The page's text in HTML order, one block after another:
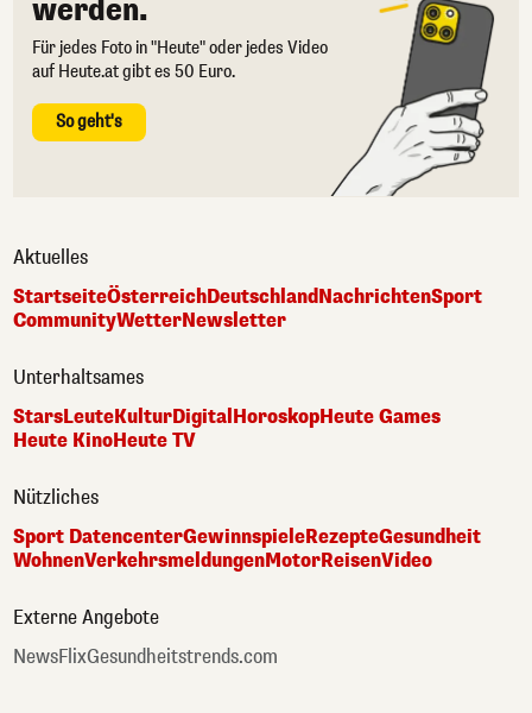
werden.
Für jedes Foto in "Heute" oder jedes Video
auf Heute.at gibt es 50 Euro.
So geht's
Aktuelles
StartseiteÖsterreichDeutschlandNachrichtenSport
CommunityWetterNewsletter
Unterhaltsames
StarsLeuteKulturDigital HoroskopHeute Games
Heute KinoHeute TV
Nützliches
Sport DatencenterGewinnspieleRezepteGesundheit
WohnenVerkehrsmeldungenMotorReisenVideo
Externe Angebote
NewsFlixGesundheitstrends.com